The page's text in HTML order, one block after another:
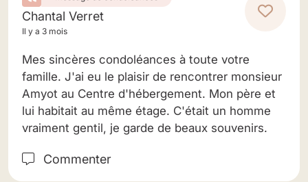
Chantal Verret
Il y a 3 mois
Mes sincères condoléances à toute votre
famille. J'ai eu le plaisir de rencontrer monsieur
Amyot au Centre d'hébergement. Mon père et
lui habitait au même étage. C'était un homme
vraiment gentil, je garde de beaux souvenirs.
Commenter